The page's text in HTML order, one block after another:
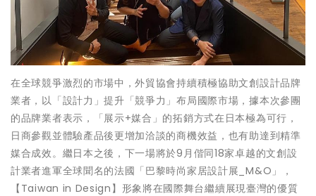
在全球競爭激烈的市場中，外貿協會持續積極協助文創設計品牌
業者，以「設計力」提升「競爭力」布局國際市場，據本次參團
的品牌業者表示，「展示+媒合」的拓銷方式在日本極為可行，
日商參觀並體驗產品後更增加洽談的商機效益，也有助達到精準
媒合成效。繼日本之後，下一場將於9月偕同18家卓越的文創設
計業者進軍全球聞名的法國「巴黎時尚家居設計展_M&O」，
【Taiwan in Design】形象將在國際舞台繼續展現臺灣的優質